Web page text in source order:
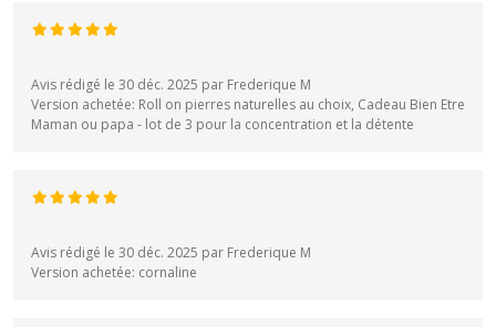
Avis rédigé le 30 déc. 2025 par Frederique M
Version achetée: Roll on pierres naturelles au choix, Cadeau Bien Etre
Maman ou papa - lot de 3 pour la concentration et la détente
Avis rédigé le 30 déc. 2025 par Frederique M
Version achetée: cornaline